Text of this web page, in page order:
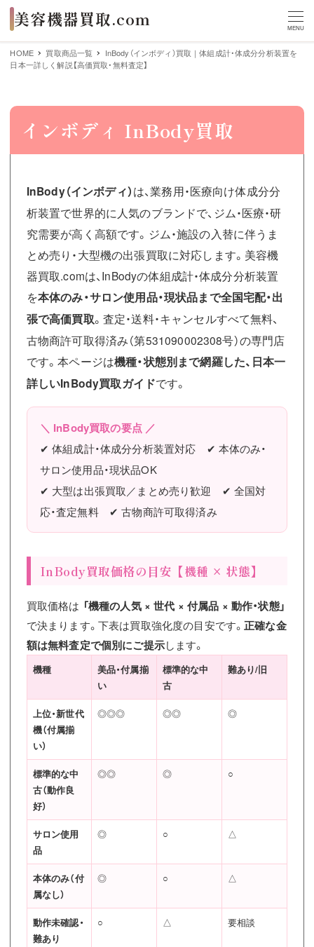
MENU
HOME 買取商品一覧
InBody（インボディ）買取｜体組成計・体成分分析装置を
日本一詳しく解説【高価買取・無料査定】
インボディ InBody買取
InBody（インボディ）は、業務用・医療向け体成分分
析装置で世界的に人気のブランドで、ジム・医療・研
究需要が高く高額です。ジム・施設の入替に伴うま
とめ売り・大型機の出張買取に対応します。美容機
器買取.comは、InBodyの体組成計・体成分分析装置
を本体のみ・サロン使用品・現状品まで全国宅配・出
張で高価買取。査定・送料・キャンセルすべて無料、
古物商許可取得済み（第531090002308号）の専門店
です。本ページは機種・状態別まで網羅した、日本一
詳しいInBody買取ガイドです。
＼ InBody買取の要点 ／
✔ 体組成計・体成分分析装置対応 ✔ 本体のみ・
サロン使用品・現状品OK
✔ 大型は出張買取／まとめ売り歓迎 ✔ 全国対
応・査定無料 ✔ 古物商許可取得済み
InBody買取価格の目安【機種 × 状態】
買取価格は 「機種の人気 × 世代 × 付属品 × 動作・状態」
で決まります。下表は買取強化度の目安です。正確な金
額は無料査定で個別にご提示します。
機種
美品・付属揃
い
標準的な中
古
難あり/旧
上位・新世代
機（付属揃
い）
◎◎◎ ◎◎ ◎
標準的な中
古（動作良
好）
◎◎ ◎ ○
サロン使用
品
◎ ○ △
本体のみ（付
属なし）
◎ ○ △
動作未確認・
難あり
○ △ 要相談